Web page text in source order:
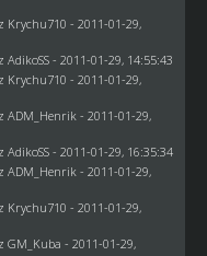
Krychu710 - 2011-01-29,
AdikoSS - 2011-01-29, 14:55:43
Krychu710 - 2011-01-29,
ADM_Henrik - 2011-01-29,
AdikoSS - 2011-01-29, 16:35:34
ADM_Henrik - 2011-01-29,
Krychu710 - 2011-01-29,
GM_Kuba - 2011-01-29,